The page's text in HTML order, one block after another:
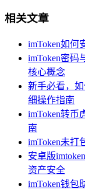
相关文章
imToken如何
imToken密码
核心概念
新手必看，
细操作指南
imToken转币
南
imToken未打
安卓版
资产安全
imToken钱包